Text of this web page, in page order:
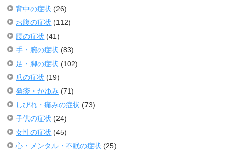
背中の症状 (26)
お腹の症状 (112)
腰の症状 (41)
手・腕の症状 (83)
足・脚の症状 (102)
爪の症状 (19)
発疹・かゆみ (71)
しびれ・痛みの症状 (73)
子供の症状 (24)
女性の症状 (45)
心・メンタル・不眠の症状 (25)